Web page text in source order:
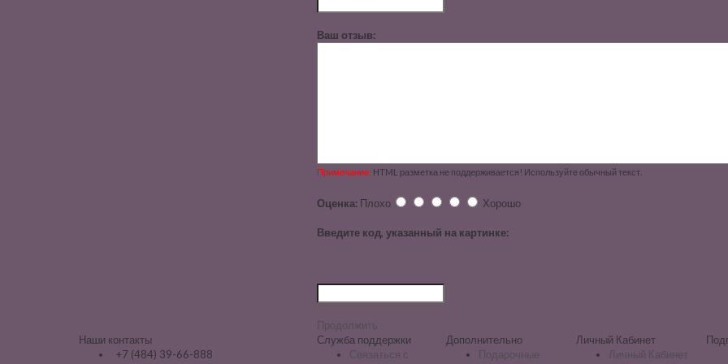
Ваш отзыв:
Примечание: HTML разметка не поддерживается! Используйте обычный текст.
Оценка: Плохо Хорошо
Введите код, указанный на картинке:
Продолжить
Наши контакты
+7 (484) 39-66-888
Служба поддержки
Связаться с
Дополнительно
Подарочные
Личный Кабинет
Личный Кабинет